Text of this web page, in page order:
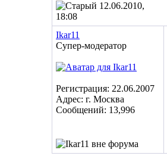
12.06.2010,
18:08
Ikar11
Супер-модератор
Регистрация: 22.06.2007
Адрес: г. Москва
Сообщений: 13,996